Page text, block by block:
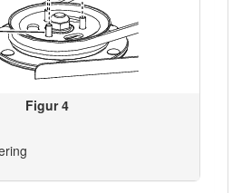
Figur 4